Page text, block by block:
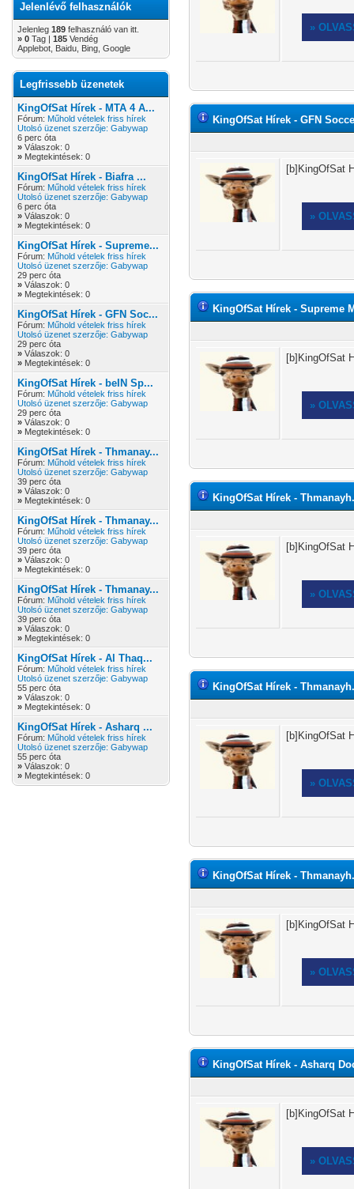
Jelenlévő felhasználók
Jelenleg 189 felhasználó van itt.
» 0 Tag | 185 Vendég
Applebot, Baidu, Bing, Google
Legfrissebb üzenetek
KingOfSat Hírek - MTA 4 A...
Fórum: Műhold vételek friss hírek
Utolsó üzenet szerzője: Gabywap
6 perc óta
» Válaszok: 0
» Megtekintések: 0
KingOfSat Hírek - Biafra ...
Fórum: Műhold vételek friss hírek
Utolsó üzenet szerzője: Gabywap
6 perc óta
» Válaszok: 0
» Megtekintések: 0
KingOfSat Hírek - Supreme...
Fórum: Műhold vételek friss hírek
Utolsó üzenet szerzője: Gabywap
29 perc óta
» Válaszok: 0
» Megtekintések: 0
KingOfSat Hírek - GFN Soc...
Fórum: Műhold vételek friss hírek
Utolsó üzenet szerzője: Gabywap
29 perc óta
» Válaszok: 0
» Megtekintések: 0
KingOfSat Hírek - beIN Sp...
Fórum: Műhold vételek friss hírek
Utolsó üzenet szerzője: Gabywap
29 perc óta
» Válaszok: 0
» Megtekintések: 0
KingOfSat Hírek - Thmanay...
Fórum: Műhold vételek friss hírek
Utolsó üzenet szerzője: Gabywap
39 perc óta
» Válaszok: 0
» Megtekintések: 0
KingOfSat Hírek - Thmanay...
Fórum: Műhold vételek friss hírek
Utolsó üzenet szerzője: Gabywap
39 perc óta
» Válaszok: 0
» Megtekintések: 0
KingOfSat Hírek - Thmanay...
Fórum: Műhold vételek friss hírek
Utolsó üzenet szerzője: Gabywap
39 perc óta
» Válaszok: 0
» Megtekintések: 0
KingOfSat Hírek - Al Thaq...
Fórum: Műhold vételek friss hírek
Utolsó üzenet szerzője: Gabywap
55 perc óta
» Válaszok: 0
» Megtekintések: 0
KingOfSat Hírek - Asharq ...
Fórum: Műhold vételek friss hírek
Utolsó üzenet szerzője: Gabywap
55 perc óta
» Válaszok: 0
» Megtekintések: 0
»
KingOfSat Hírek - GFN
[b]KingOfSat
»
KingOfSat Hírek - Supreme
[b]KingOfSat
»
KingOfSat Hírek -
[b]KingOfSat
»
KingOfSat Hírek -
[b]KingOfSat
»
KingOfSat Hírek -
[b]KingOfSat
»
KingOfSat Hírek - Asharq
[b]KingOfSat
»